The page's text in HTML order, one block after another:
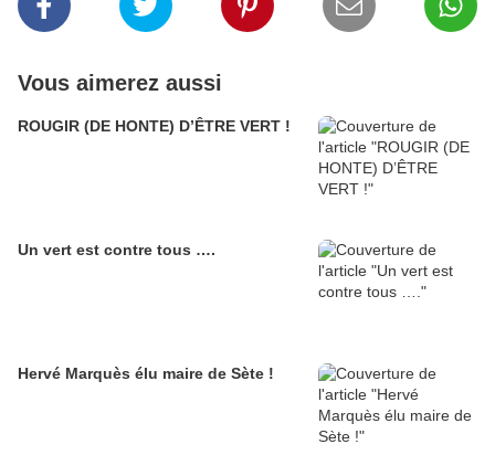
Vous aimerez aussi
ROUGIR (DE HONTE) D’ÊTRE VERT !
Un vert est contre tous ….
Hervé Marquès élu maire de Sète !